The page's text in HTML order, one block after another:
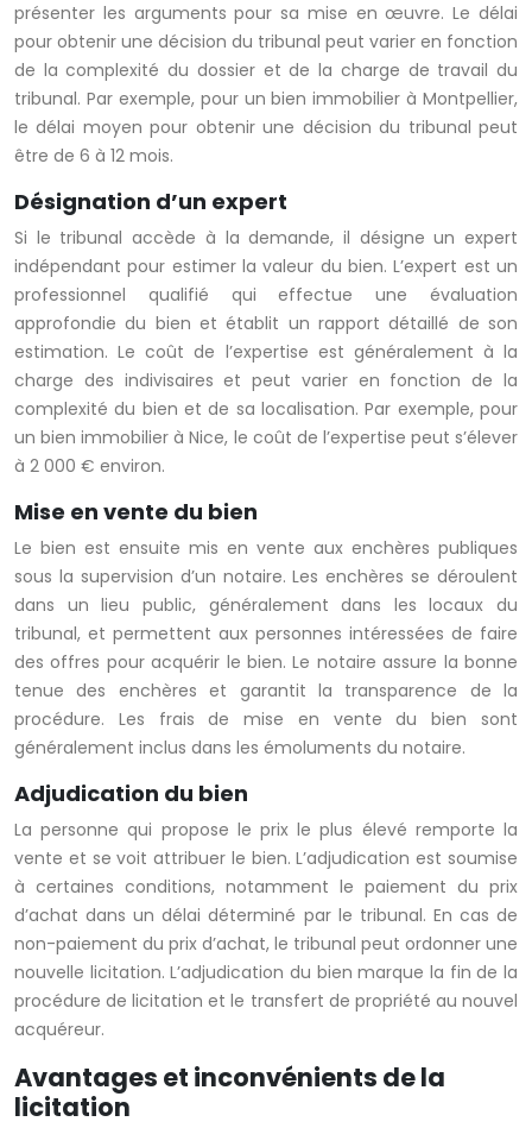
présenter les arguments pour sa mise en œuvre. Le délai
pour obtenir une décision du tribunal peut varier en fonction
de la complexité du dossier et de la charge de travail du
tribunal. Par exemple, pour un bien immobilier à Montpellier,
le délai moyen pour obtenir une décision du tribunal peut
être de 6 à 12 mois.
Désignation d’un expert
Si le tribunal accède à la demande, il désigne un expert
indépendant pour estimer la valeur du bien. L’expert est un
professionnel qualifié qui effectue une évaluation
approfondie du bien et établit un rapport détaillé de son
estimation. Le coût de l’expertise est généralement à la
charge des indivisaires et peut varier en fonction de la
complexité du bien et de sa localisation. Par exemple, pour
un bien immobilier à Nice, le coût de l’expertise peut s’élever
à 2 000 € environ.
Mise en vente du bien
Le bien est ensuite mis en vente aux enchères publiques
sous la supervision d’un notaire. Les enchères se déroulent
dans un lieu public, généralement dans les locaux du
tribunal, et permettent aux personnes intéressées de faire
des offres pour acquérir le bien. Le notaire assure la bonne
tenue des enchères et garantit la transparence de la
procédure. Les frais de mise en vente du bien sont
généralement inclus dans les émoluments du notaire.
Adjudication du bien
La personne qui propose le prix le plus élevé remporte la
vente et se voit attribuer le bien. L’adjudication est soumise
à certaines conditions, notamment le paiement du prix
d’achat dans un délai déterminé par le tribunal. En cas de
non-paiement du prix d’achat, le tribunal peut ordonner une
nouvelle licitation. L’adjudication du bien marque la fin de la
procédure de licitation et le transfert de propriété au nouvel
acquéreur.
Avantages et inconvénients de la
licitation